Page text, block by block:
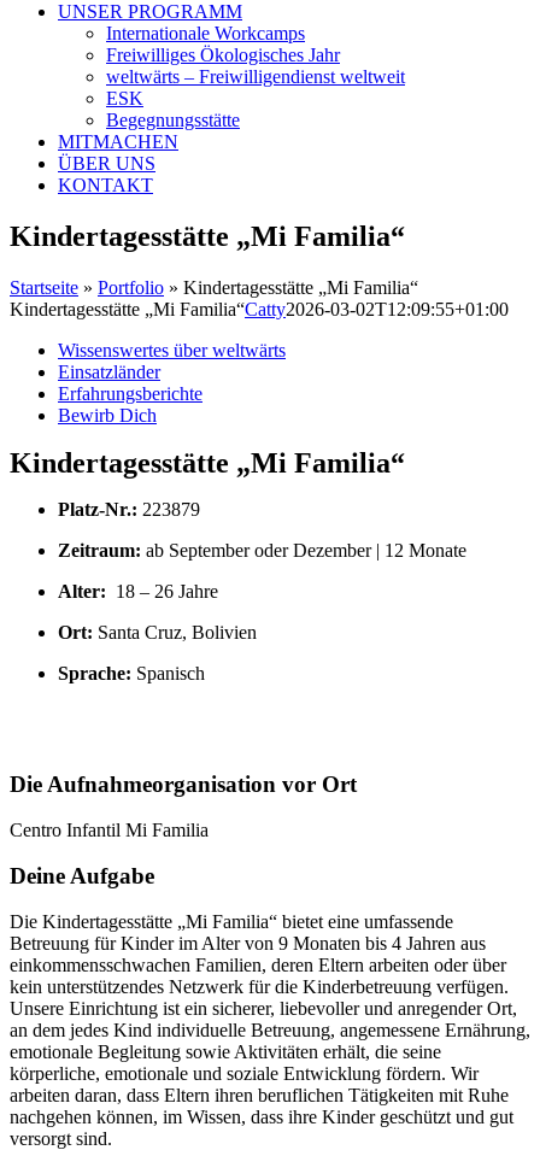
UNSER PROGRAMM
Internationale Workcamps
Freiwilliges Ökologisches Jahr
weltwärts – Freiwilligendienst weltweit
ESK
Begegnungsstätte
MITMACHEN
ÜBER UNS
KONTAKT
Kindertagesstätte „Mi Familia“
Startseite » Portfolio » Kindertagesstätte „Mi Familia“
Kindertagesstätte „Mi Familia“Catty2026-03-02T12:09:55+01:00
Wissenswertes über weltwärts
Einsatzländer
Erfahrungsberichte
Bewirb Dich
Kindertagesstätte „Mi Familia“
Platz-Nr.: 223879
Zeitraum: ab September oder Dezember | 12 Monate
Alter: 18 – 26 Jahre
Ort: Santa Cruz, Bolivien
Sprache: Spanisch
Die Aufnahmeorganisation vor Ort
Centro Infantil Mi Familia
Deine Aufgabe
Die Kindertagesstätte „Mi Familia“ bietet eine umfassende
Betreuung für Kinder im Alter von 9 Monaten bis 4 Jahren aus
einkommensschwachen Familien, deren Eltern arbeiten oder über
kein unterstützendes Netzwerk für die Kinderbetreuung verfügen.
Unsere Einrichtung ist ein sicherer, liebevoller und anregender Ort,
an dem jedes Kind individuelle Betreuung, angemessene Ernährung,
emotionale Begleitung sowie Aktivitäten erhält, die seine
körperliche, emotionale und soziale Entwicklung fördern. Wir
arbeiten daran, dass Eltern ihren beruflichen Tätigkeiten mit Ruhe
nachgehen können, im Wissen, dass ihre Kinder geschützt und gut
versorgt sind.